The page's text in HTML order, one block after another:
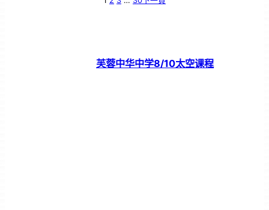
芙蓉中华中学8/10太空课程